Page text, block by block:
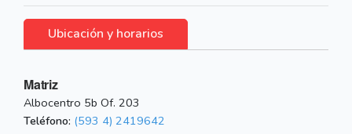
Ubicación y horarios
Matriz
Albocentro 5b Of. 203
Teléfono: (593 4) 2419642